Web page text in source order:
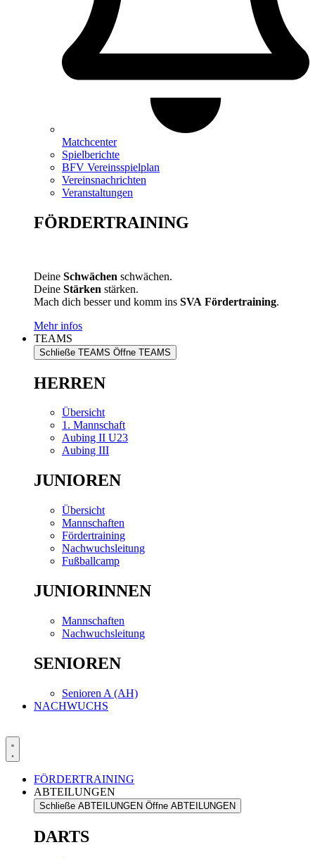
Matchcenter
Spielberichte
BFV Vereinsspielplan
Vereinsnachrichten
Veranstaltungen
FÖRDERTRAINING
Deine Schwächen schwächen.
Deine Stärken stärken.
Mach dich besser und komm ins SVA Fördertraining.
Mehr infos
TEAMS
Schließe TEAMS Öffne TEAMS
HERREN
Übersicht
1. Mannschaft
Aubing II U23
Aubing III
JUNIOREN
Übersicht
Mannschaften
Fördertraining
Nachwuchsleitung
Fußballcamp
JUNIORINNEN
Mannschaften
Nachwuchsleitung
SENIOREN
Senioren A (AH)
NACHWUCHS
FÖRDERTRAINING
ABTEILUNGEN
Schließe ABTEILUNGEN Öffne ABTEILUNGEN
DARTS